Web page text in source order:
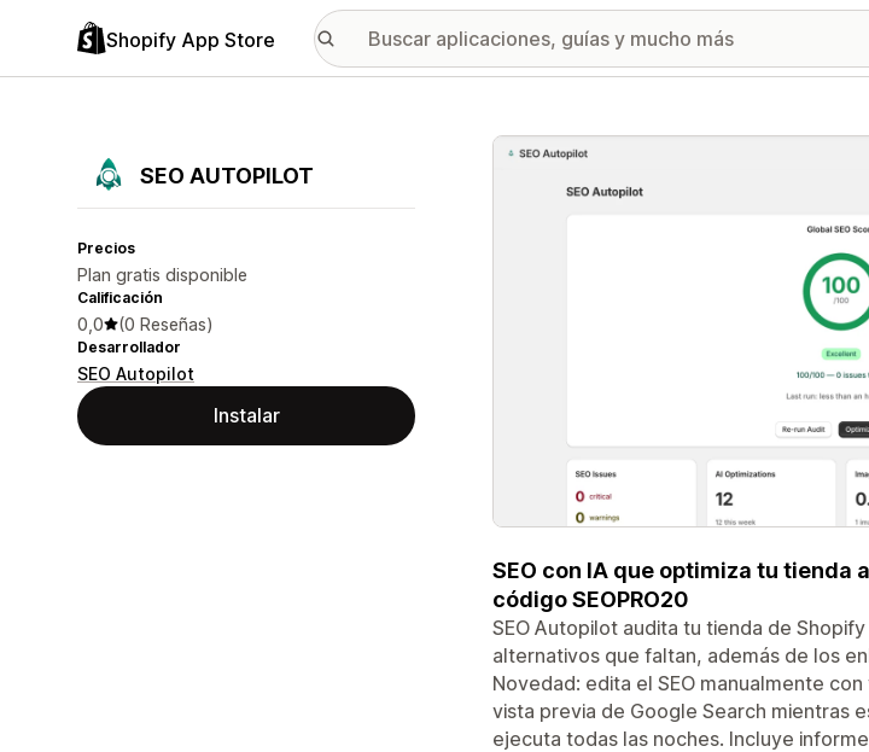
Shopify App Store
SEO AUTOPILOT
Precios
Plan gratis disponible
Calificación
0,0 (0 Reseñas)
Desarrollador
SEO Autopilot
Instalar
Galería de imágenes destacadas
SEO con IA que optimiza tu
código SEOPRO20
SEO Autopilot audita tu tienda de
alternativos que faltan, además de los
Novedad: edita el SEO manualmente
vista previa de Google Search mientras
ejecuta todas las noches. Incluye